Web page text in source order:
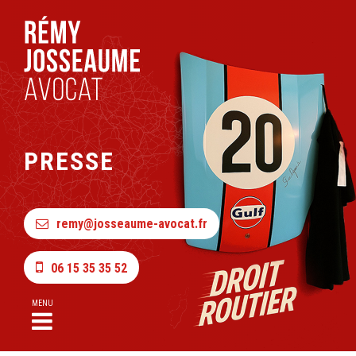
PRESSE
remy@josseaume-avocat.fr
06 15 35 35 52
MENU